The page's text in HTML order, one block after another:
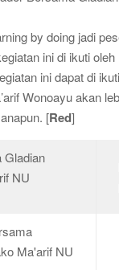
by doing jadi
ini di ikuti
ini dapat di
Wonoayu akan
[Red]